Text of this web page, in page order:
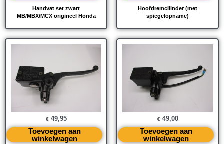
Handvat set zwart
MB/MBX/MCX origineel Honda
Hoofdremcilinder (met
spiegelopname)
€ 49,95
Toevoegen aan
winkelwagen
€ 49,00
Toevoegen aan
winkelwagen